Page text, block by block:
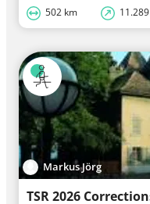
502 km
Markus Jörg
TSR 2026